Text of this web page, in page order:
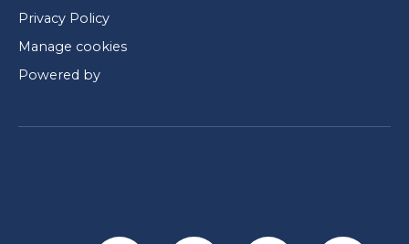
Privacy Policy
Manage cookies
Powered by